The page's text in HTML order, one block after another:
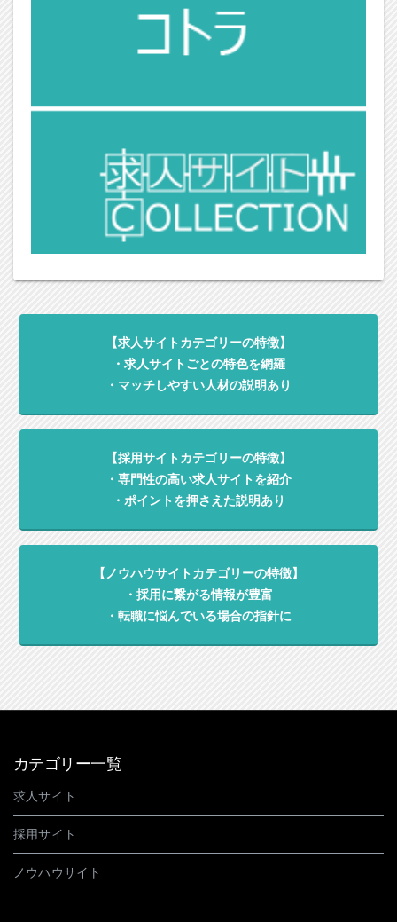
【求人サイトカテゴリーの特徴】
・求人サイトごとの特色を網羅
・マッチしやすい人材の説明あり
【採用サイトカテゴリーの特徴】
・専門性の高い求人サイトを紹介
・ポイントを押さえた説明あり
【ノウハウサイトカテゴリーの特徴】
・採用に繋がる情報が豊富
・転職に悩んでいる場合の指針に
カテゴリー一覧
求人サイト
採用サイト
ノウハウサイト